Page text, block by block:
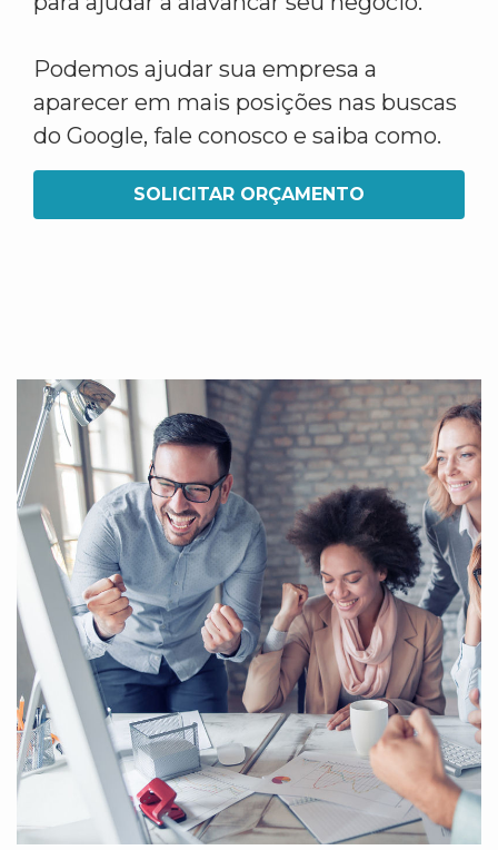
Podemos ajudar sua empresa a
aparecer em mais posições nas buscas
do Google, fale conosco e saiba como.
SOLICITAR ORÇAMENTO